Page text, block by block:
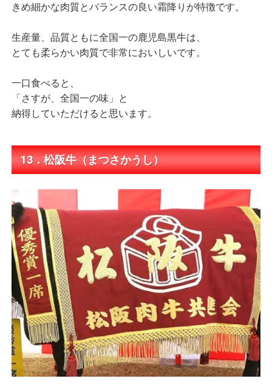
きめ細かな肉質とバランスの良い霜降りが特徴です。
生産量、品質ともに全国一の鹿児島黒牛は、
とても柔らかい肉質で非常においしいです。
一口食べると、
「さすが、全国一の味」と
納得していただけると思います。
13．松阪牛（まつさかうし）